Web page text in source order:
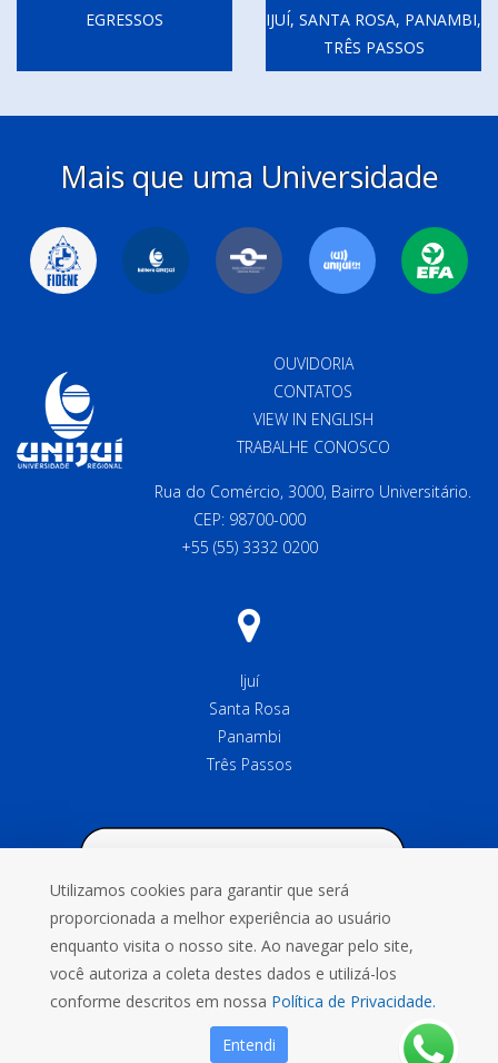
EGRESSOS
IJUÍ, SANTA ROSA, PANAMBI,
TRÊS PASSOS
Mais que uma Universidade
OUVIDORIA
CONTATOS
VIEW IN ENGLISH
TRABALHE CONOSCO
Rua do Comércio, 3000, Bairro Universitário.
CEP: 98700-000
+55 (55) 3332 0200
Ijuí
Santa Rosa
Panambi
Três Passos
Utilizamos cookies para garantir que será
proporcionada a melhor experiência ao usuário
enquanto visita o nosso site. Ao navegar pelo site,
você autoriza a coleta destes dados e utilizá-los
conforme descritos em nossa Política de Privacidade.
Entendi